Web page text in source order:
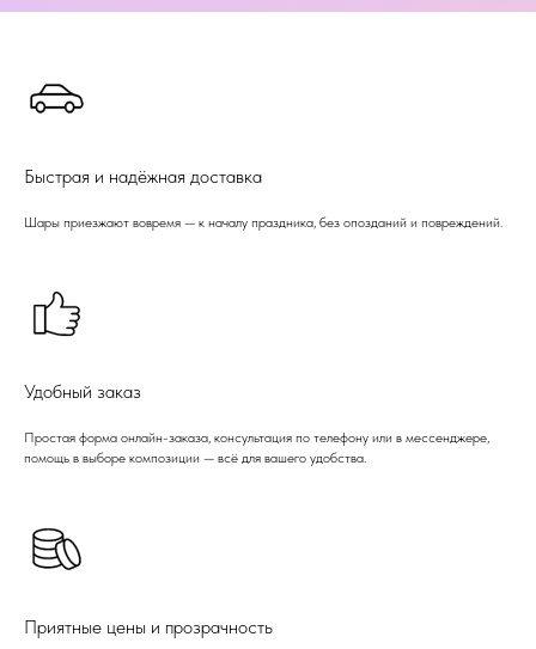
Быстрая и надёжная доставка
Шары приезжают вовремя — к началу праздника, без опозданий и повреждений.
Удобный заказ
Простая форма онлайн-заказа, консультация по телефону или в мессенджере,
помощь в выборе композиции — всё для вашего удобства.
Приятные цены и прозрачность